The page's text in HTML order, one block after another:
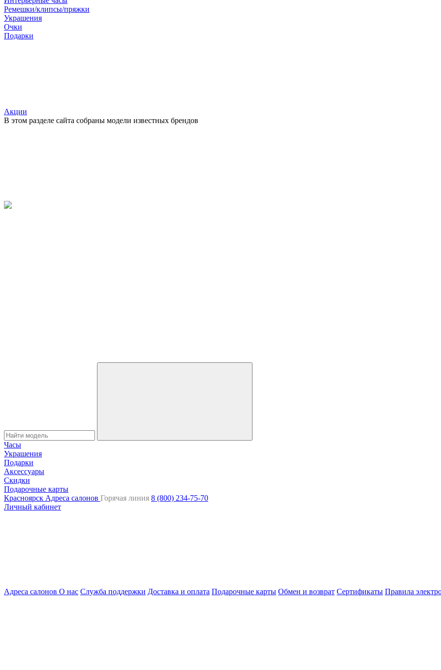
Ремешки/клипсы/пряжки
Украшения
Очки
Подарки
Акции
В этом разделе сайта собраны модели известных брендов
Часы
Украшения
Подарки
Аксессуары
Скидки
Подарочные карты
Красноярск Адреса салонов Горячая линия 8 (800) 234-75-70
Личный кабинет
Адреса салонов О нас Служба поддержки Доставка и оплата Подарочные карты Обмен и возврат Сертификаты Правила